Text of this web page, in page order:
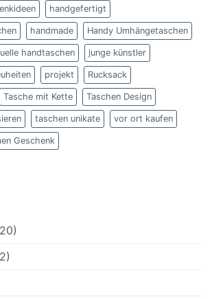
handgefertigt
handmade Handy Umhängetaschen
handtaschen junge künstler
projekt Rucksack
Tasche mit Kette Taschen Design
taschen unikate vor ort kaufen
Geschenk